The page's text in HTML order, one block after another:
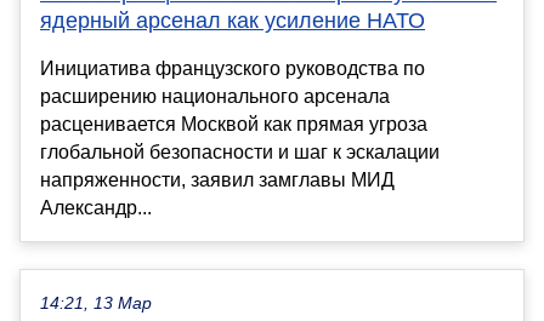
ядерный арсенал как усиление НАТО
Инициатива французского руководства по
расширению национального арсенала
расценивается Москвой как прямая угроза
глобальной безопасности и шаг к эскалации
напряженности, заявил замглавы МИД
Александр...
14:21, 13 Мар